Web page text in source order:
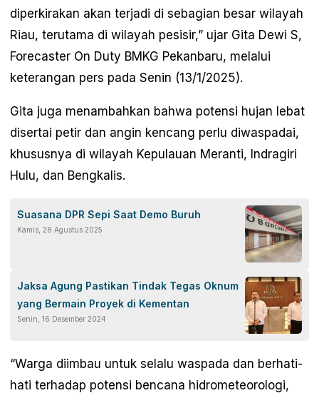
diperkirakan akan terjadi di sebagian besar wilayah
Riau, terutama di wilayah pesisir,” ujar Gita Dewi S,
Forecaster On Duty BMKG Pekanbaru, melalui
keterangan pers pada Senin (13/1/2025).
Gita juga menambahkan bahwa potensi hujan lebat
disertai petir dan angin kencang perlu diwaspadai,
khususnya di wilayah Kepulauan Meranti, Indragiri
Hulu, dan Bengkalis.
Suasana DPR Sepi Saat Demo Buruh
Kamis, 28 Agustus 2025
Jaksa Agung Pastikan Tindak Tegas Oknum
yang Bermain Proyek di Kementan
Senin, 16 Desember 2024
“Warga diimbau untuk selalu waspada dan berhati-
hati terhadap potensi bencana hidrometeorologi,